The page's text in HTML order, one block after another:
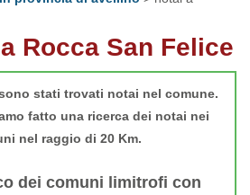
Rocca San Felice
stati trovati notai nel comune.
fatto una ricerca dei notai nei
nel raggio di 20 Km.
dei comuni limitrofi con